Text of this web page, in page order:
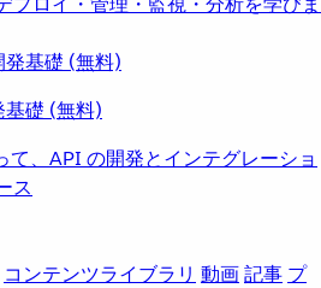
礎 (無料)
、API の開発とインテグレーショ
ス
コンテンツライブラリ 動画記事 プ